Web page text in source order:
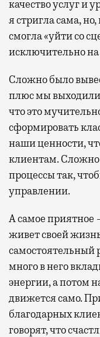
качество услуг и
я стригла сама,
смогла «уйти со
исключительно
Сложно было
плюс мы выходили
что это
сформировать
наши ценности,
клиентам. Сложно
процессы так,
управлении.
А самое приятное
живет своей
самостоятельный
много в него
энергии, а потом
движется само.
благодарных
говорят, что